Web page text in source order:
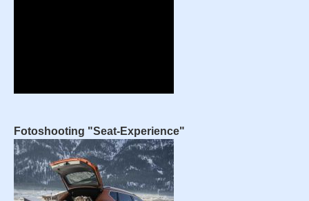
Fotoshooting "Seat-Experience"